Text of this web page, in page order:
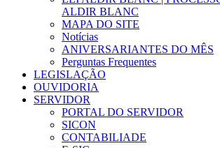
ALDIR BLANC
MAPA DO SITE
Notícias
ANIVERSARIANTES DO MÊS
Perguntas Frequentes
LEGISLAÇÃO
OUVIDORIA
SERVIDOR
PORTAL DO SERVIDOR
SICON
CONTABILIADE